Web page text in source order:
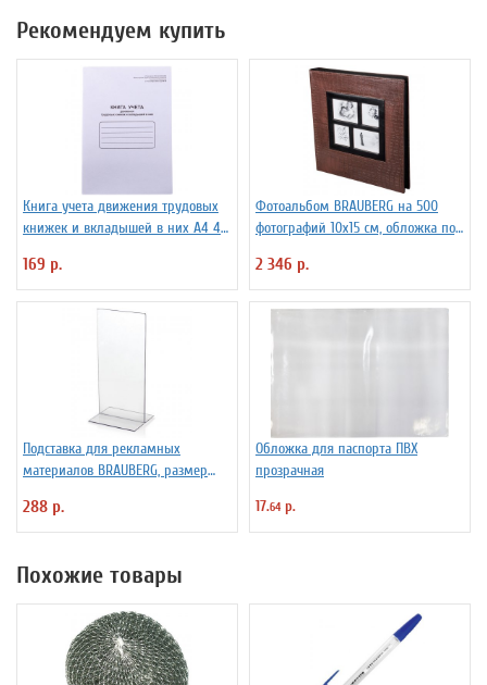
Рекомендуем купить
Книга учета движения трудовых
книжек и вкладышей в них А4 48
169 р.
Фотоальбом BRAUBERG на 500
фотографий 10х15 см, обложка под
рамка для фотографий
2 346 р.
Подставка для рекламных
материалов BRAUBERG, размер
двусторонняя, оргст
288 р.
Обложка для паспорта ПВХ
прозрачная
17.64р.
Похожие товары